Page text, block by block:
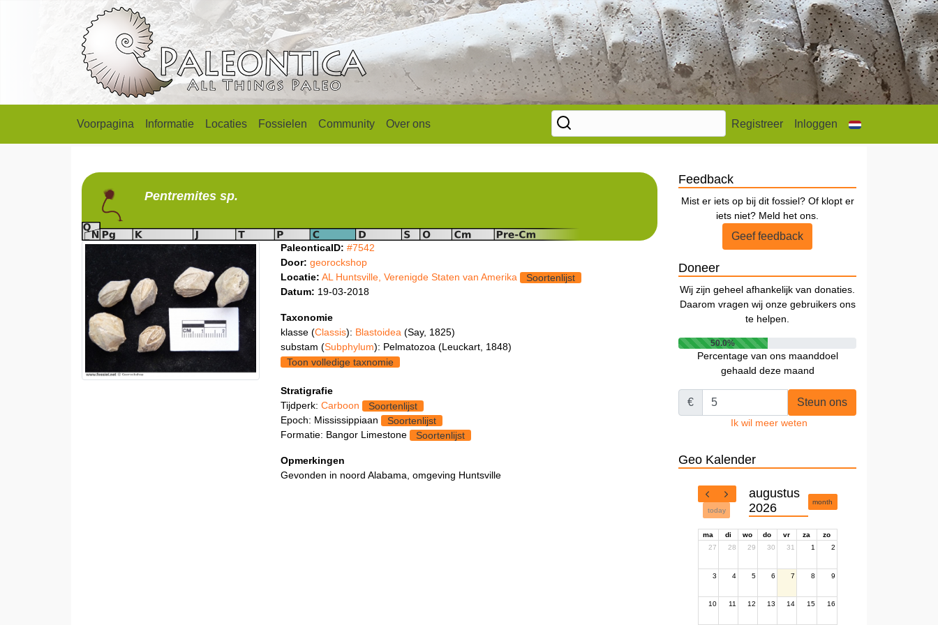
Voorpagina Informatie Locaties Fossielen Community Over ons Registreer Inloggen
Pentremitessp.
PaleonticaID: #7542
Door: georockshop
Locatie: AL Huntsville, Verenigde Staten van Amerika
Soortenlijst
Datum: 19-03-2018
Taxonomie
klasse (Classis): Blastoidea (Say, 1825)
substam (Subphylum): Pelmatozoa (Leuckart, 1848)
Toon volledige taxnomie
Stratigrafie
Tijdperk: Carboon
Soortenlijst
Epoch: Mississippiaan
Soortenlijst
Formatie: Bangor Limestone
Soortenlijst
Opmerkingen
Gevonden in noord Alabama, omgeving Huntsville
Feedback
Mist er iets op bij dit fossiel? Of klopt er
iets niet? Meld het ons.
Geef feedback
Doneer
Wij zijn geheel afhankelijk van donaties.
Daarom vragen wij onze gebruikers ons
te helpen.
50.0%
Percentage van ons maanddoel
gehaald deze maand
€ Steun ons
Ik wil meer weten
Geo Kalender
today
augustus
2026
month
ma di wo do vr za
zo
27
28 29 30 31 1 2
3 4 5 6 7 8 9
10 11 12 13 14 15 16